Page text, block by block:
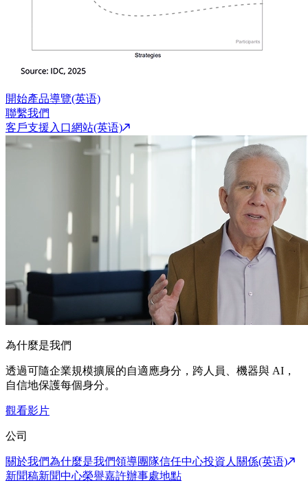
開始產品導覽(英语)
聯繫我們
客戶支援入口網站(英语)
為什麼是我們
透過可隨企業規模擴展的自適應身分，跨人員、機器與 AI，
自信地保護每個身分。
觀看影片
公司
關於我們為什麼是我們領導團隊信任中心投資人關係(英语)
新聞稿新聞中心榮譽嘉許辦事處地點